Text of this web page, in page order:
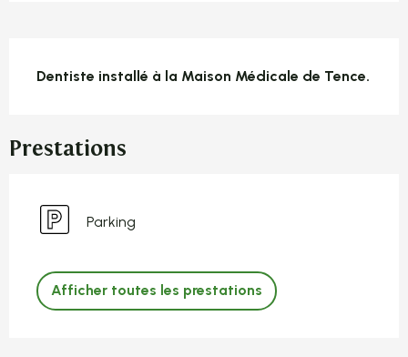
Dentiste installé à la Maison Médicale de Tence.
Prestations
Parking
Afficher toutes les prestations